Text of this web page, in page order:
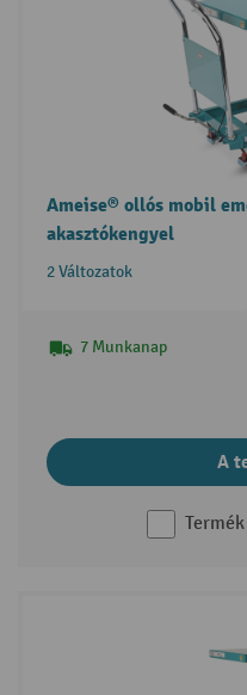
Ameise® ollós mobil
akasztókengyel
2 Változatok
7 Munkanap
A